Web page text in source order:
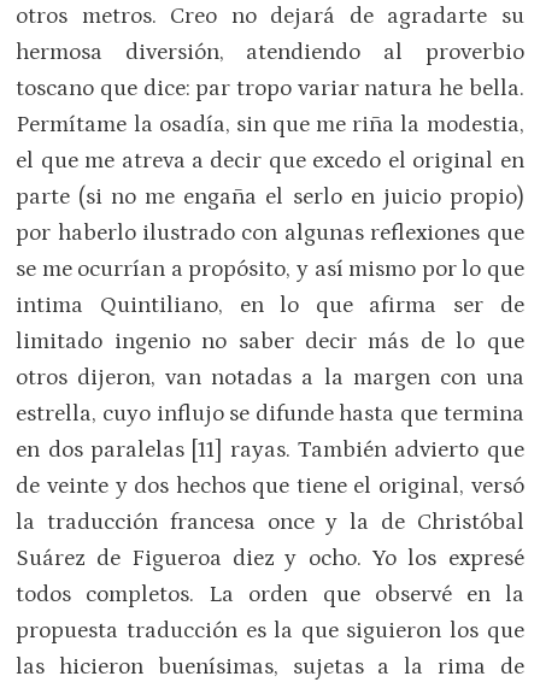
otros metros. Creo no dejará de agradarte su
hermosa diversión, atendiendo al proverbio
toscano que dice: par tropo variar natura he bella.
Permítame la osadía, sin que me riña la modestia,
el que me atreva a decir que excedo el original en
parte (si no me engaña el serlo en juicio propio)
por haberlo ilustrado con algunas reflexiones que
se me ocurrían a propósito, y así mismo por lo que
intima Quintiliano, en lo que afirma ser de
limitado ingenio no saber decir más de lo que
otros dijeron, van notadas a la margen con una
estrella, cuyo influjo se difunde hasta que termina
en dos paralelas [11] rayas. También advierto que
de veinte y dos hechos que tiene el original, versó
la traducción francesa once y la de Christóbal
Suárez de Figueroa diez y ocho. Yo los expresé
todos completos. La orden que observé en la
propuesta traducción es la que siguieron los que
las hicieron buenísimas, sujetas a la rima de